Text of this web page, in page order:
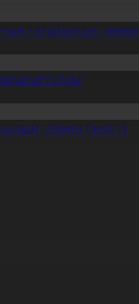
тағайындау
тізімін бекітті